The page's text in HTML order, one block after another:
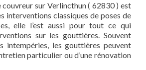
couvreur sur Verlincthun ( 62830 ) est
interventions classiques de poses de
elle l’est aussi pour tout ce qui
sur les gouttières. Souvent
intempéries, les gouttières peuvent
particulier ou d’une rénovation